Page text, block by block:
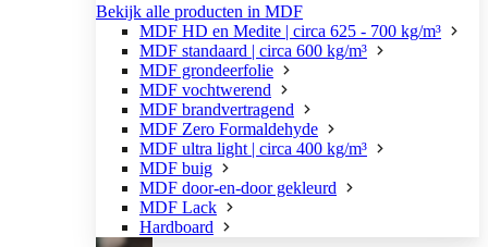
Bekijk alle producten in MDF
MDF HD en Medite | circa 625 - 700 kg/m³
MDF standaard | circa 600 kg/m³
MDF grondeerfolie
MDF vochtwerend
MDF brandvertragend
MDF Zero Formaldehyde
MDF ultra light | circa 400 kg/m³
MDF buig
MDF door-en-door gekleurd
MDF Lack
Hardboard